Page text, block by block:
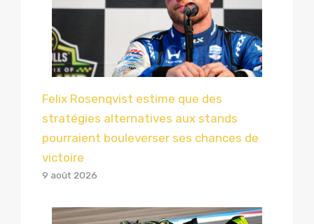
Felix Rosenqvist estime que des
stratégies alternatives aux stands
pourraient bouleverser ses chances de
victoire
9 août 2026